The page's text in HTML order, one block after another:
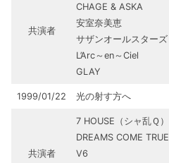
共演者
CHAGE & ASKA
安室奈美恵
サザンオールスターズ
L’Arc～en～Ciel
GLAY
1999/01/22 光の射す方へ
共演者
7 HOUSE（シャ乱Ｑ）
DREAMS COME TRUE
V6